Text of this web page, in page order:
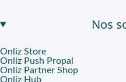
Nos
Onliz Store
Onliz Push Propal
Onliz Partner Shop
Onliz Hub